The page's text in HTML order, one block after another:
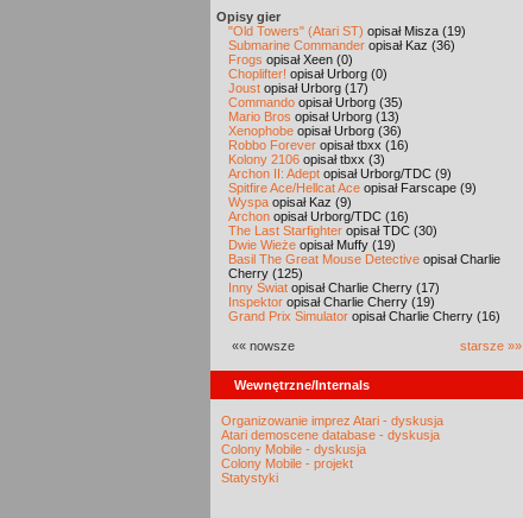
Opisy gier
"Old Towers" (Atari ST) opisał Misza (19)
Submarine Commander opisał Kaz (36)
Frogs opisał Xeen (0)
Choplifter! opisał Urborg (0)
Joust opisał Urborg (17)
Commando opisał Urborg (35)
Mario Bros opisał Urborg (13)
Xenophobe opisał Urborg (36)
Robbo Forever opisał tbxx (16)
Kolony 2106 opisał tbxx (3)
Archon II: Adept opisał Urborg/TDC (9)
Spitfire Ace/Hellcat Ace opisał Farscape (9)
Wyspa opisał Kaz (9)
Archon opisał Urborg/TDC (16)
The Last Starfighter opisał TDC (30)
Dwie Wieże opisał Muffy (19)
Basil The Great Mouse Detective opisał Charlie
Cherry (125)
Inny Świat opisał Charlie Cherry (17)
Inspektor opisał Charlie Cherry (19)
Grand Prix Simulator opisał Charlie Cherry (16)
«« nowsze starsze »»
Wewnętrzne/Internals
Organizowanie imprez Atari - dyskusja
Atari demoscene database - dyskusja
Colony Mobile - dyskusja
Colony Mobile - projekt
Statystyki